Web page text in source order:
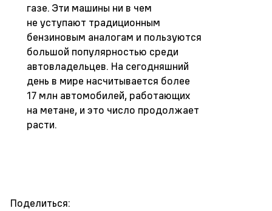
газе. Эти машины ни в чем
не уступают традиционным
бензиновым аналогам и пользуются
большой популярностью среди
автовладельцев. На сегодняшний
день в мире насчитывается более
17 млн автомобилей, работающих
на метане, и это число продолжает
расти.
Поделиться: